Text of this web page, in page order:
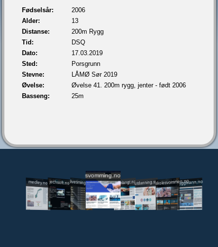
Fødselsår:
2006
Alder:
13
Distanse:
200m Rygg
Tid:
DSQ
Dato:
17.03.2019
Sted:
Porsgrunn
Stevne:
LÅMØ Sør 2019
Øvelse:
Øvelse 41. 200m rygg, jenter - født 2006
Basseng:
25m
medley.no jechsoft.nolivetiming.medley.no
svomming.no
svomlangt.noutdanning.svomming.no
skolesvommen.notryggivann.no